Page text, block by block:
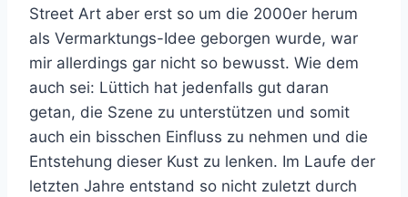
Street Art aber erst so um die 2000er herum
als Vermarktungs-Idee geborgen wurde, war
mir allerdings gar nicht so bewusst. Wie dem
auch sei: Lüttich hat jedenfalls gut daran
getan, die Szene zu unterstützen und somit
auch ein bisschen Einfluss zu nehmen und die
Entstehung dieser Kust zu lenken. Im Laufe der
letzten Jahre entstand so nicht zuletzt durch